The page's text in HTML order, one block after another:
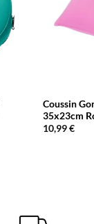
Coussin
35x23cm
10,99€